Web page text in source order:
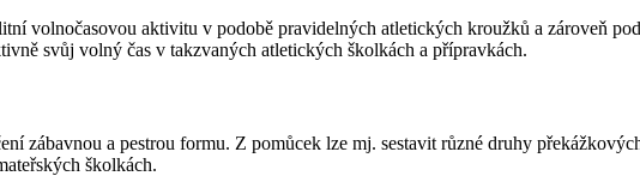
volnočasovou aktivitu v podobě pravidelných atletických kroužků a zároveň
svůj volný čas v takzvaných atletických školkách a přípravkách.
zábavnou a pestrou formu. Z pomůcek lze mj. sestavit různé druhy
školkách.